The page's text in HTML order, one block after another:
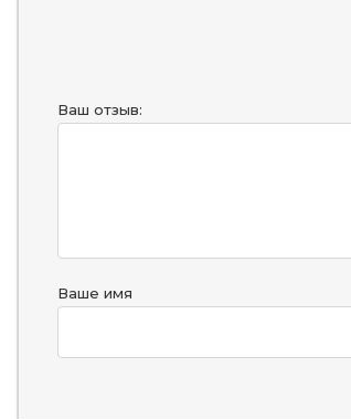
Ваш отзыв:
Ваше имя